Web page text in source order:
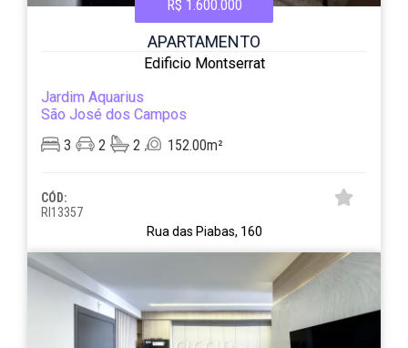
R$ 1.600.000
APARTAMENTO
Edificio Montserrat
Jardim Aquarius
São José dos Campos
3
2 2 152.00m²
CÓD:
RI13357
Rua das Piabas, 160